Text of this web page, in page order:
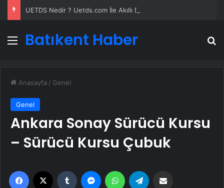
Menü
Batıkent Haber
Anasayfa / Genel
Genel
Ankara Sonay Sürücü Kursu
– Sürücü Kursu Çubuk
Facebook Tumblr MessengerWhatsApp